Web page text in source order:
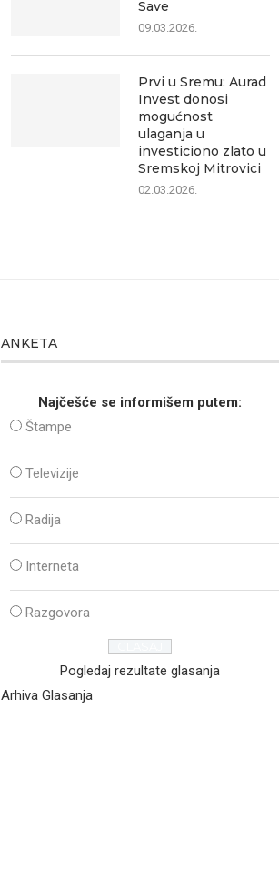
Save
09.03.2026.
Prvi u Sremu: Aurad
Invest donosi
mogućnost
ulaganja u
investiciono zlato u
Sremskoj Mitrovici
02.03.2026.
ANKETA
Najčešće se informišem putem:
Štampe
Televizije
Radija
Interneta
Razgovora
Pogledaj rezultate glasanja
Arhiva Glasanja